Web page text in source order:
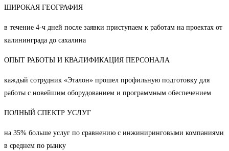
ШИРОКАЯ ГЕОГРАФИЯ
в течение 4-ч дней после заявки приступаем к работам на проектах от
калининграда до сахалина
ОПЫТ РАБОТЫ И КВАЛИФИКАЦИЯ ПЕРСОНАЛА
каждый сотрудник «Эталон» прошел профильную подготовку для
работы с новейшим оборудованием и программным обеспечением
ПОЛНЫЙ СПЕКТР УСЛУГ
на 35% больше услуг по сравнению с инжиниринговыми компаниями
в среднем по рынку